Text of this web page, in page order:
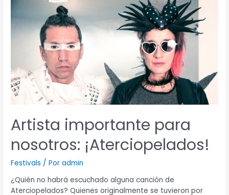
Artista importante para
nosotros: ¡Aterciopelados!
Festivals / Poradmin
¿Quién no habrá escuchado alguna canción de
Aterciopelados? Quienes originalmente se tuvieron por
para
nosotros:
¡Aterciopelados!